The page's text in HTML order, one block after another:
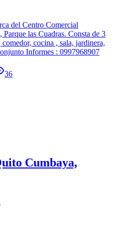
del Centro Comercial
las Cuadras. Consta de 3
cocina , sala, jardinera,
Informes : 0997968907
36
Cumbaya,